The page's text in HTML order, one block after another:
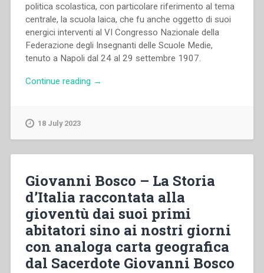
politica scolastica, con particolare riferimento al tema
centrale, la scuola laica, che fu anche oggetto di suoi
energici interventi al VI Congresso Nazionale della
Federazione degli Insegnanti delle Scuole Medie,
tenuto a Napoli dal 24 al 29 settembre 1907.
Continue reading “Pietro
laica”
→
18 July 2023
Giovanni Bosco – La Storia
d’Italia raccontata alla
gioventù dai suoi primi
abitatori sino ai nostri giorni
con analoga carta geografica
dal Sacerdote Giovanni Bosco